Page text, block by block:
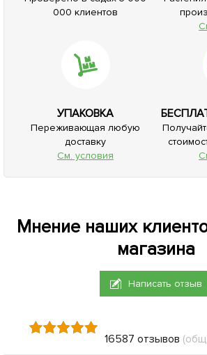
000 клиентов
УПАКОВКА
Переживающая любую
доставку
См. условия
Мнение наших
магазина
Написать отзыв
16587 отзывов